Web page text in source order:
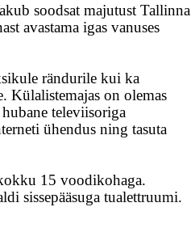
soodsat majutust Tallinna
avastama igas vanuses
rändurile kui ka
Külalistemajas on olemas
televiisoriga
ühendus ning tasuta
15 voodikohaga.
sissepääsuga tualettruumi.